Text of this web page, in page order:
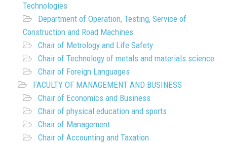
Technologies
Department of Operation, Testing, Service of
Construction and Road Machines
Chair of Metrology and Life Safety
Chair of Technology of metals and materials science
Chair of Foreign Languages
FACULTY OF MANAGEMENT AND BUSINESS
Chair of Economics and Business
Chair of physical education and sports
Chair of Management
Chair of Accounting and Taxation